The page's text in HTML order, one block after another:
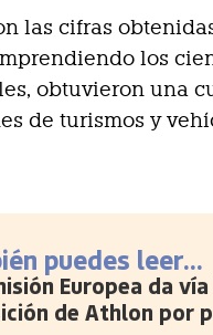
las cifras
los
obtuvieron una
de turismos y
puedes leer...
Europea da
de Athlon por